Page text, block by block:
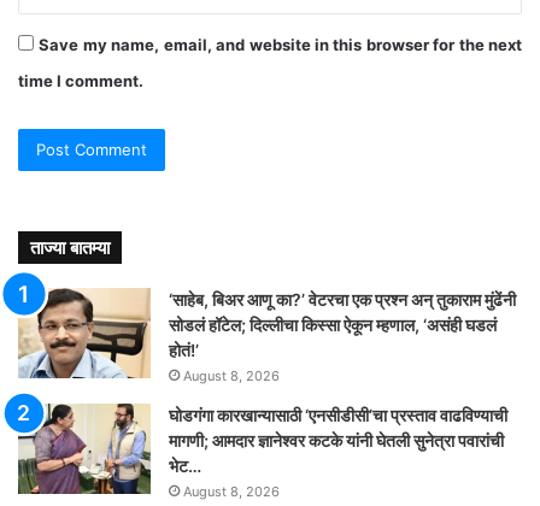
Save my name, email, and website in this browser for the next
time I comment.
ताज्या बातम्या
‘साहेब, बिअर आणू का?’ वेटरचा एक प्रश्न अन् तुकाराम मुंढेंनी
सोडलं हॉटेल; दिल्लीचा किस्सा ऐकून म्हणाल, ‘असंही घडलं
होतं!’
August 8, 2026
घोडगंगा कारखान्यासाठी ‘एनसीडीसी’चा प्रस्ताव वाढविण्याची
मागणी; आमदार ज्ञानेश्वर कटके यांनी घेतली सुनेत्रा पवारांची
भेट…
August 8, 2026